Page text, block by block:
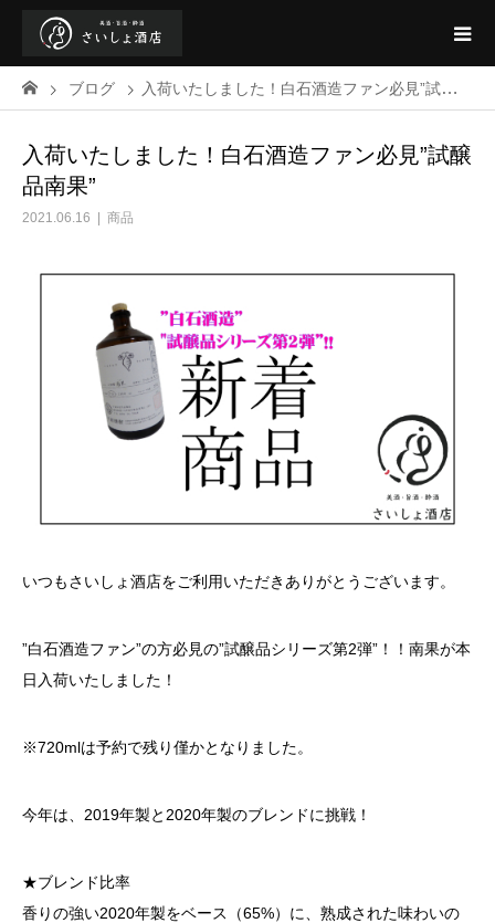
ブログ 入荷いたしました！白石酒造ファン必見”試醸品南果”
入荷いたしました！白石酒造ファン必見”試醸
品南果”
2021.06.16 商品
いつもさいしょ酒店をご利用いただきありがとうございます。
”白石酒造ファン”の方必見の”試醸品シリーズ第2弾”！！南果が本
日入荷いたしました！
※720mlは予約で残り僅かとなりました。
今年は、2019年製と2020年製のブレンドに挑戦！
★ブレンド比率
香りの強い2020年製をベース（65%）に、熟成された味わいの